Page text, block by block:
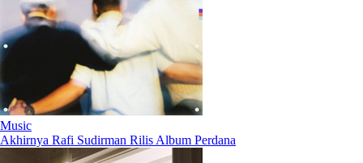
Music
Akhirnya Rafi Sudirman Rilis Album Perdana